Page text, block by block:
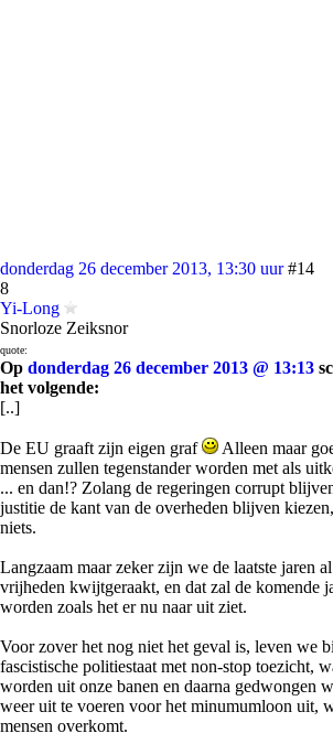
donderdag 26 december 2013, 13:30 uur #14
8
Yi-Long
Snorloze Zeiksnor
quote:
Op donderdag 26 december 2013 @ 13:13
het volgende:
[..]
De EU graaft zijn eigen graf
Alleen maar
mensen zullen tegenstander worden met als
... en dan!? Zolang de regeringen corrupt
justitie de kant van de overheden blijven
niets.
Langzaam maar zeker zijn we de laatste jaren
vrijheden kwijtgeraakt, en dat zal de komende
worden zoals het er nu naar uit ziet.
Voor zover het nog niet het geval is, leven we
fascistische politiestaat met non-stop toezicht,
worden uit onze banen en daarna gedwongen
weer uit te voeren voor het minumumloon uit,
mensen overkomt.